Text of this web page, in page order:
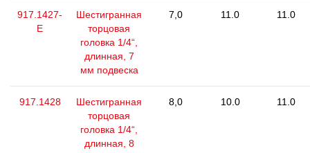
917.1427-
E
Шестигранная
торцовая
головка 1/4“,
длинная, 7
мм подвеска
7,0 11.0 11.0
917.1428
Шестигранная
торцовая
головка 1/4“,
длинная, 8
8,0 10.0 11.0